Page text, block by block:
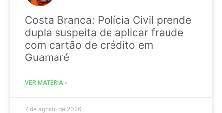
Costa Branca: Polícia Civil prende
dupla suspeita de aplicar fraude
com cartão de crédito em
Guamaré
VER MATÉRIA »
7 de agosto de 2026